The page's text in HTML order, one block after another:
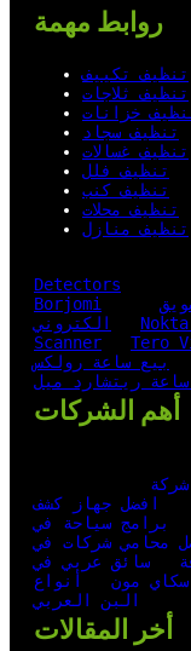
روابط مهمة
تنظيف تكييف
تنظيف ثلاجات
خزانات
تنظيف سجاد
تنظيف غسالات
تنظيف فلل
تنظيف كنب
تنظيف محلات
تنظيف منازل
Detectors
Borjomi
الكتروني
Scanner
Tero
بيع ساعة رولكس
ريتشارد ميل
أهم الشركات
افضل جهاز كشف
برامج سياحة في
محامي شركات في
سائق عربي في
مون
أنواع
البن العربي
أخر المقالات